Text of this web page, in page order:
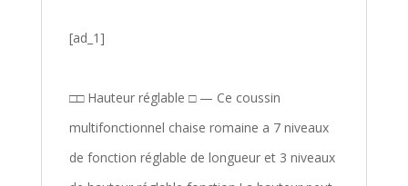
[ad_1]
□□ Hauteur réglable □ — Ce coussin
multifonctionnel chaise romaine a 7 niveaux
de fonction réglable de longueur et 3 niveaux